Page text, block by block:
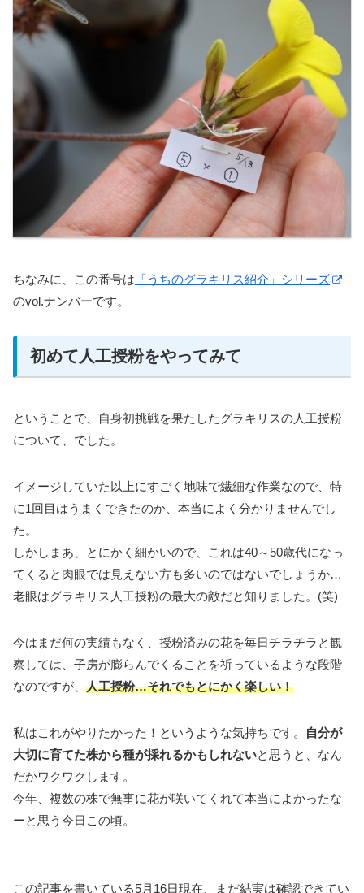
ちなみに、この番号は 「うちのグラキリス紹介」シリーズ
のvol.ナンバーです。
初めて人工授粉をやってみて
ということで、自身初挑戦を果たしたグラキリスの人工授粉
について、でした。
イメージしていた以上にすごく地味で繊細な作業なので、特
に1回目はうまくできたのか、本当によく分かりませんでし
た。
しかしまあ、とにかく細かいので、これは40～50歳代になっ
てくると肉眼では見えない方も多いのではないでしょうか…
老眼はグラキリス人工授粉の最大の敵だと知りました。(笑)
今はまだ何の実績もなく、授粉済みの花を毎日チラチラと観
察しては、子房が膨らんでくることを祈っているような段階
なのですが、 人工授粉…それでもとにかく楽しい！
私はこれがやりたかった！というような気持ちです。
自分が
大切に育てた株から種が採れるかもしれないと思うと、なん
だかワクワクします。
今年、複数の株で無事に花が咲いてくれて本当によかったな
ーと思う今日この頃。
この記事を書いている5月16日現在、まだ結実は確認できてい